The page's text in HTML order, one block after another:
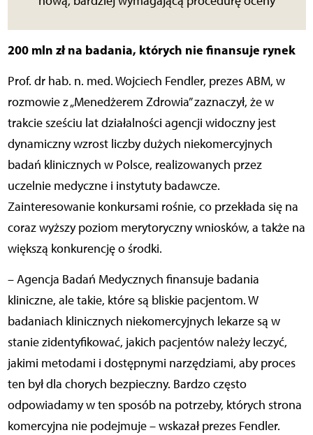
200 mln zł na badania, których nie finansuje rynek
Prof. dr hab. n. med. Wojciech Fendler, prezes ABM, w
rozmowie z „Menedżerem Zdrowia” zaznaczył, że w
trakcie sześciu lat działalności agencji widoczny jest
dynamiczny wzrost liczby dużych niekomercyjnych
badań klinicznych w Polsce, realizowanych przez
uczelnie medyczne i instytuty badawcze.
Zainteresowanie konkursami rośnie, co przekłada się na
coraz wyższy poziom merytoryczny wniosków, a także na
większą konkurencję o środki.
– Agencja Badań Medycznych finansuje badania
kliniczne, ale takie, które są bliskie pacjentom. W
badaniach klinicznych niekomercyjnych lekarze są w
stanie zidentyfikować, jakich pacjentów należy leczyć,
jakimi metodami i dostępnymi narzędziami, aby proces
ten był dla chorych bezpieczny. Bardzo często
odpowiadamy w ten sposób na potrzeby, których strona
komercyjna nie podejmuje – wskazał prezes Fendler.